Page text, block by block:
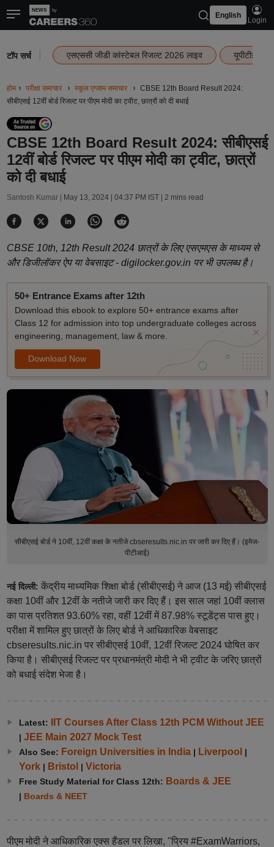
English
Login
टॉप सर्च एसएससी जीडी कांस्टेबल रिजल्ट 2026 लाइव यूपीटीईटी
होम परीक्षा समाचार स्कूल एग्जाम समाचार
CBSE 12th Board Result 2024:
सीबीएसई 12वीं बोर्ड रिजल्ट पर पीएम मोदी का ट्वीट, छात्रों को दी बधाई
CBSE 12th Board Result 2024: सीबीएसई
12वीं बोर्ड रिजल्ट पर पीएम मोदी का ट्वीट, छात्रों
को दी बधाई
Santosh Kumar | May 13, 2024 | 04:37 PM IST| 2 mins read
CBSE 10th, 12th Result 2024 छात्रों के लिए एसएमएस के माध्यम से
और डिजीलॉकर ऐप या वेबसाइट - digilocker.gov.in पर भी उपलब्ध है।
50+ Entrance Exams after 12th
Download this ebook to explore 50+ entrance exams after
Class 12 for admission into top undergraduate colleges across
engineering, management, law & more.
Download Now
सीबीएसई बोर्ड ने 10वीं, 12वीं कक्षा के नतीजे cbseresults.nic.in पर जारी कर दिए हैं। (इमेज-
पीटीआई)
नई दिल्ली: केंद्रीय माध्यमिक शिक्षा बोर्ड (सीबीएसई) ने आज (13 मई) सीबीएसई
कक्षा 10वीं और 12वीं के नतीजे जारी कर दिए हैं। इस साल जहां 10वीं क्लास
का पास प्रतिशत 93.60% रहा, वहीं 12वीं में 87.98% स्टूडेंट्स पास हुए।
परीक्षा में शामिल हुए छात्रों के लिए बोर्ड ने आधिकारिक वेबसाइट
cbseresults.nic.in पर सीबीएसई 10वीं, 12वीं रिजल्ट 2024 घोषित कर
किया है। सीबीएसई रिजल्ट पर प्रधानमंत्री मोदी ने भी ट्वीट के जरिए छात्रों
को बधाई संदेश भेजा है।
Latest: IIT Courses After Class 12th PCM Without JEE
| JEE Main 2027 Mock Test
Also See: Foreign Universities in India| Liverpool |
York| Bristol | Victoria
Free Study Material for Class 12th: Boards & JEE
| Boards & NEET
पीएम मोदी ने आधिकारिक एक्स हैंडल पर लिखा, "प्रिय #ExamWarriors,